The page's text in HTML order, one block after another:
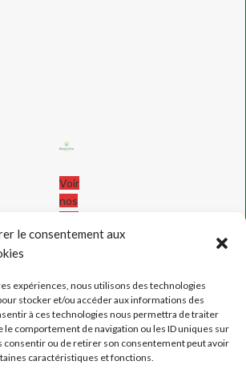
le consentement aux
expériences, nous utilisons des technologies
stocker et/ou accéder aux informations des
à ces technologies nous permettra de traiter
le comportement de navigation ou les ID uniques sur
consentir ou de retirer son consentement peut avoir
caractéristiques et fonctions.
Voir
nos
!
LÉGALES
CGU,
CGV
CONFIDENTIALITÉ
PARTENAIRES